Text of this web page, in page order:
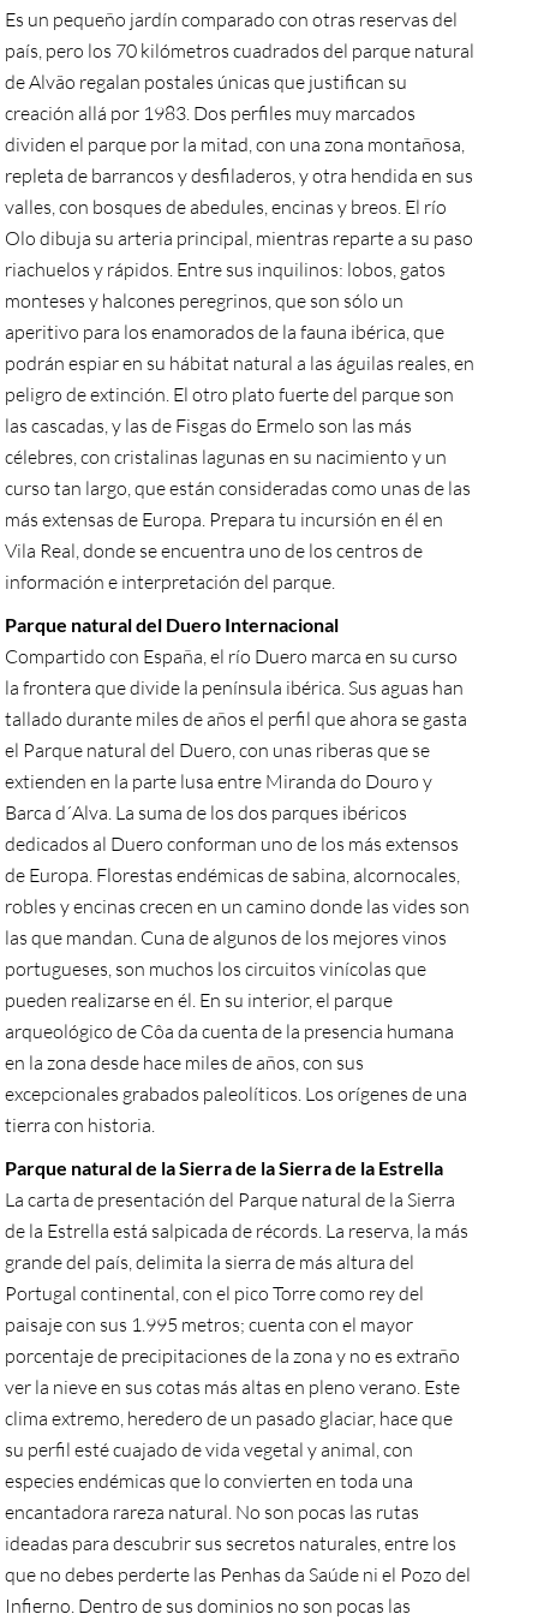
Es un pequeño jardín comparado con otras reservas del
país, pero los 70 kilómetros cuadrados del parque natural
de Alvão regalan postales únicas que justifican su
creación allá por 1983. Dos perfiles muy marcados
dividen el parque por la mitad, con una zona montañosa,
repleta de barrancos y desfiladeros, y otra hendida en sus
valles, con bosques de abedules, encinas y breos. El río
Olo dibuja su arteria principal, mientras reparte a su paso
riachuelos y rápidos. Entre sus inquilinos: lobos, gatos
monteses y halcones peregrinos, que son sólo un
aperitivo para los enamorados de la fauna ibérica, que
podrán espiar en su hábitat natural a las águilas reales, en
peligro de extinción. El otro plato fuerte del parque son
las cascadas, y las de Fisgas do Ermelo son las más
célebres, con cristalinas lagunas en su nacimiento y un
curso tan largo, que están consideradas como unas de las
más extensas de Europa. Prepara tu incursión en él en
Vila Real, donde se encuentra uno de los centros de
información e interpretación del parque.
Parque natural del Duero Internacional
Compartido con España, el río Duero marca en su curso
la frontera que divide la península ibérica. Sus aguas han
tallado durante miles de años el perfil que ahora se gasta
el Parque natural del Duero, con unas riberas que se
extienden en la parte lusa entre Miranda do Douro y
Barca d´Alva. La suma de los dos parques ibéricos
dedicados al Duero conforman uno de los más extensos
de Europa. Florestas endémicas de sabina, alcornocales,
robles y encinas crecen en un camino donde las vides son
las que mandan. Cuna de algunos de los mejores vinos
portugueses, son muchos los circuitos vinícolas que
pueden realizarse en él. En su interior, el parque
arqueológico de Côa da cuenta de la presencia humana
en la zona desde hace miles de años, con sus
excepcionales grabados paleolíticos. Los orígenes de una
tierra con historia.
Parque natural de la Sierra de la Sierra de la Estrella
La carta de presentación del Parque natural de la Sierra
de la Estrella está salpicada de récords. La reserva, la más
grande del país, delimita la sierra de más altura del
Portugal continental, con el pico Torre como rey del
paisaje con sus 1.995 metros; cuenta con el mayor
porcentaje de precipitaciones de la zona y no es extraño
ver la nieve en sus cotas más altas en pleno verano. Este
clima extremo, heredero de un pasado glaciar, hace que
su perfil esté cuajado de vida vegetal y animal, con
especies endémicas que lo convierten en toda una
encantadora rareza natural. No son pocas las rutas
ideadas para descubrir sus secretos naturales, entre los
que no debes perderte las Penhas da Saúde ni el Pozo del
Infierno. Dentro de sus dominios no son pocas las